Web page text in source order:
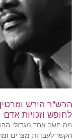
הרש"ר הירש
לחופש וזכויות אדם
הקשר לעבדות מצרים